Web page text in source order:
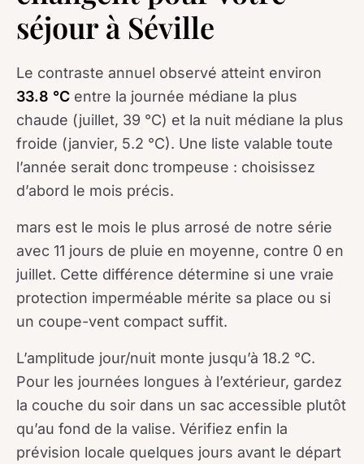
séjour à Séville
Le contraste annuel observé atteint environ
33.8 °C entre la journée médiane la plus
chaude (juillet, 39 °C) et la nuit médiane la plus
froide (janvier, 5.2 °C). Une liste valable toute
l’année serait donc trompeuse : choisissez
d’abord le mois précis.
mars est le mois le plus arrosé de notre série
avec 11 jours de pluie en moyenne, contre 0 en
juillet. Cette différence détermine si une vraie
protection imperméable mérite sa place ou si
un coupe-vent compact suffit.
L’amplitude jour/nuit monte jusqu’à 18.2 °C.
Pour les journées longues à l’extérieur, gardez
la couche du soir dans un sac accessible plutôt
qu’au fond de la valise. Vérifiez enfin la
prévision locale quelques jours avant le départ